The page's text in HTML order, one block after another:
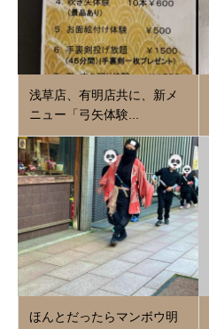
浅草店、有明店共に、新メ
ニュー「弓矢体験...
ほんとだったらマンボウ明